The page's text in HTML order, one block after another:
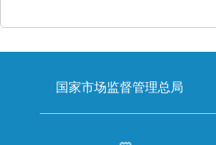
国家市场监督管理总局